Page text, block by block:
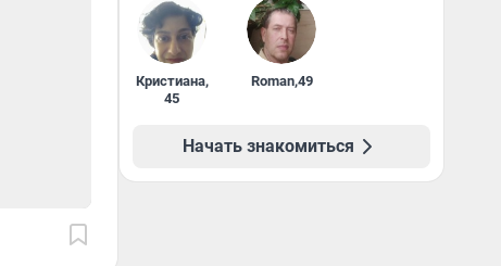
Кристиана,
45
Roman,49
Начать знакомиться